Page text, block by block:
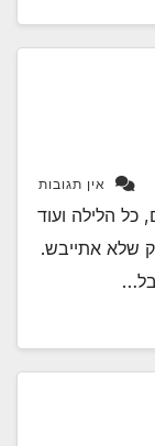
אין תגובות
ק”מ. כל היום, כל הלילה ועוד
שלא אתייבש.